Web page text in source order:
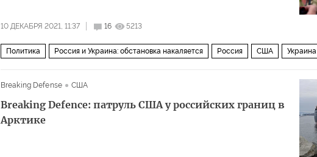
10 ДЕКАБРЯ 2021, 11:37 16 5213
Политика Россия и Украина: обстановка накаляется Россия США Украина
Breaking Defense
США
Breaking Defence: патруль США у российских границ в
Арктике